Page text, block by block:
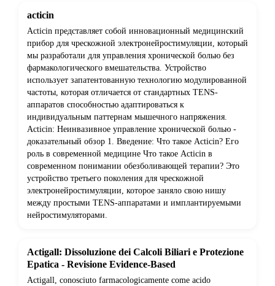
acticin
Acticin представляет собой инновационный медицинский
прибор для чрескожной электронейростимуляции, который
мы разработали для управления хронической болью без
фармакологического вмешательства. Устройство
использует запатентованную технологию модулированной
частоты, которая отличается от стандартных TENS-
аппаратов способностью адаптироваться к
индивидуальным паттернам мышечного напряжения.
Acticin: Неинвазивное управление хронической болью -
доказательный обзор 1. Введение: Что такое Acticin? Его
роль в современной медицине Что такое Acticin в
современном понимании обезболивающей терапии? Это
устройство третьего поколения для чрескожной
электронейростимуляции, которое заняло свою нишу
между простыми TENS-аппаратами и имплантируемыми
нейростимуляторами.
Actigall: Dissoluzione dei Calcoli Biliari e Protezione
Epatica - Revisione Evidence-Based
Actigall, conosciuto farmacologicamente come acido